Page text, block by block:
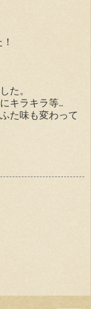
た。
キラキラ等‥
た味も変わって